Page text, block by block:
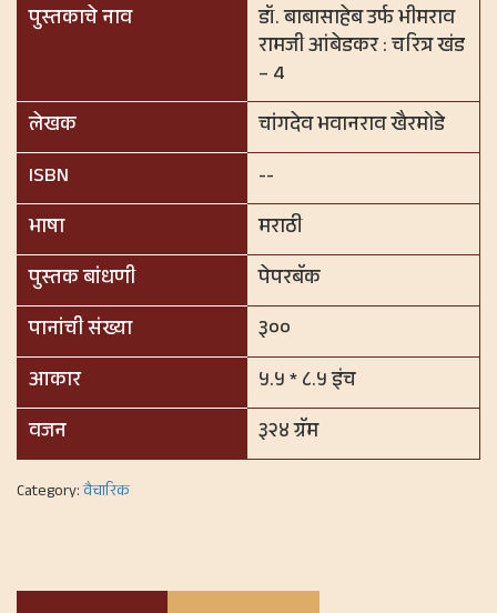
पुस्तकाचे नाव
डॉ. बाबासाहेब उर्फ भीमराव
रामजी आंबेडकर : चरित्र खंड
– 4
लेखक
चांगदेव भवानराव खैरमोडे
ISBN
--
भाषा
मराठी
पुस्तक बांधणी
पेपरबॅक
पानांची संख्या
३००
आकार
५.५ * ८.५ इंच
वजन
३२४ ग्रॅम
Category:वैचारिक